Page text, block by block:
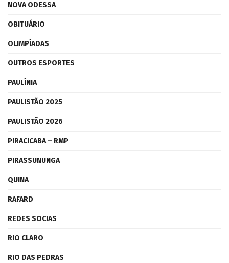
NOVA ODESSA
OBITUÁRIO
OLIMPÍADAS
OUTROS ESPORTES
PAULÍNIA
PAULISTÃO 2025
PAULISTÃO 2026
PIRACICABA – RMP
PIRASSUNUNGA
QUINA
RAFARD
REDES SOCIAS
RIO CLARO
RIO DAS PEDRAS